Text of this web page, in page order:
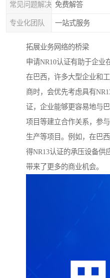
常见问题解决 免费解答
专业化团队 一站式服务
拓展业务网络的桥梁
申请NR10认证有助于企业
在巴西，许多大型企业和
商时，会优先考虑具有
证，企业能够更容易地与
项目等建立合作关系，参
生产等项目。例如，在巴
得NR13认证的承压设备供
带来了更多的商业机会。